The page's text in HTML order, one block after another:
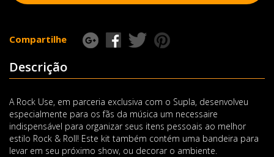
Compartilhe
Descrição
A Rock Use, em parceria exclusiva com o Supla, desenvolveu
especialmente para os fãs da música um necessaire
indispensável para organizar seus itens pessoais ao melhor
estilo Rock & Roll! Este kit também contém uma bandeira para
levar em seu próximo show, ou decorar o ambiente.